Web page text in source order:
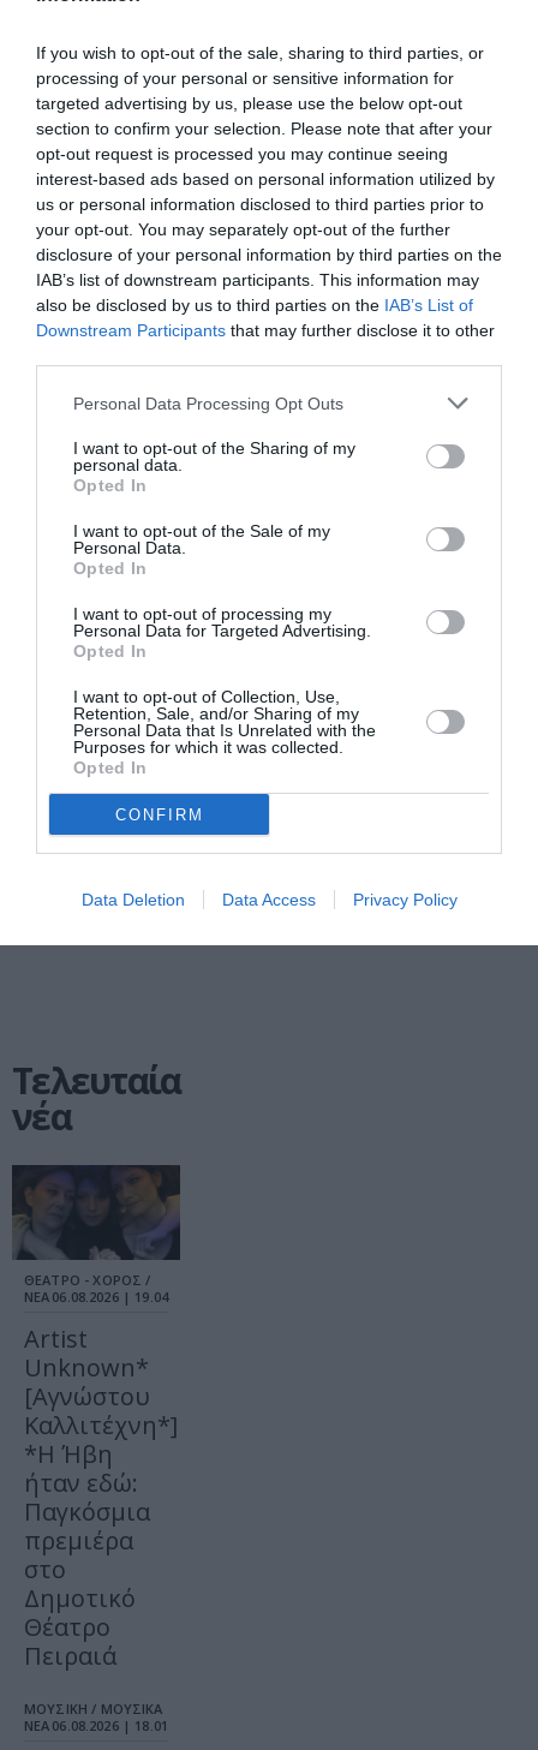
If you wish to opt-out of the sale, sharing to third parties, or
processing of your personal or sensitive information for
targeted advertising by us, please use the below opt-out
section to confirm your selection. Please note that after your
opt-out request is processed you may continue seeing
interest-based ads based on personal information utilized by
us or personal information disclosed to third parties prior to
your opt-out. You may separately opt-out of the further
disclosure of your personal information by third parties on the
IAB’s list of downstream participants. This information may
also be disclosed by us to third parties on the IAB’s List of
Downstream Participants that may further disclose it to other
Personal Data Processing Opt Outs
I want to opt-out of the Sharing of my
personal data.
Opted In
I want to opt-out of the Sale of my
Personal Data.
Opted In
I want to opt-out of processing my
Personal Data for Targeted Advertising.
Opted In
I want to opt-out of Collection, Use,
Retention, Sale, and/or Sharing of my
Personal Data that Is Unrelated with the
Purposes for which it was collected.
Opted In
CONFIRM
Data Deletion Data Access Privacy Policy
Ευρώπης: Ένα
βιβλίο για την
ιστορία των
βαρβάρων από
τον Έντουαρντ
Τζέιμς
Επανέκδοση σε
ενιαίο τόμο για
το βιβλίο του
Έρικ Τεμπλ Μπελ
ΒΙΒΛΙΟ / ΝΕΕΣ ΕΚΔΟΣΕΙΣ
Η αυτοκρατορία
του βαμβακιού:
Το βραβευμένο
βιβλίο του Σβεν
ΒΙΒΛΙΟ / ΝΕΑ
Κρατικά
Λογοτεχνικά
Βραβεία 2021: Οι
βραχείες λίστες
ΒΙΒΛΙΟ / ΝΕΕΣ ΕΚΔΟΣΕΙΣ
Zettel //
σημειώσεις του
Βίττγκενσταϊν
από τις
Πανεπιστημιακές
εκδόσεις Κρήτης
Τα Όρια της
Ανεκτικότητας:
του Denis
❮ Προηγούμενη 6 Επόμενη ❯
Τελευταία
νέα
ΘΕΑΤΡΟ - ΧΟΡΟΣ /
ΝΕΑ 06.08.2026 | 19.04
Artist
Unknown*
[Αγνώστου
Καλλιτέχνη*]
*Η Ήβη
ήταν εδώ:
Παγκόσμια
πρεμιέρα
στο
Δημοτικό
Θέατρο
Πειραιά
ΜΟΥΣΙΚΗ / ΜΟΥΣΙΚΑ
ΝΕΑ 06.08.2026 | 18.01